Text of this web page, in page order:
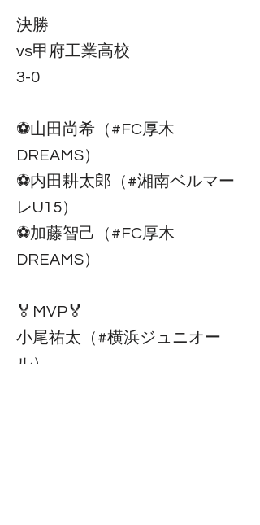
決勝
vs甲府工業高校
3-0
⚽️山田尚希（#FC厚木
DREAMS）
⚽️内田耕太郎（#湘南ベルマー
レU15）
⚽️加藤智己（#FC厚木
DREAMS）
🏅MVP🏅
小尾祐太（#横浜ジュニオー
ル）